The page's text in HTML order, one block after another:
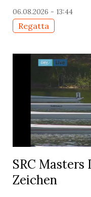
06.08.2026 - 13:44
Regatta
SRC Masters
Zeichen